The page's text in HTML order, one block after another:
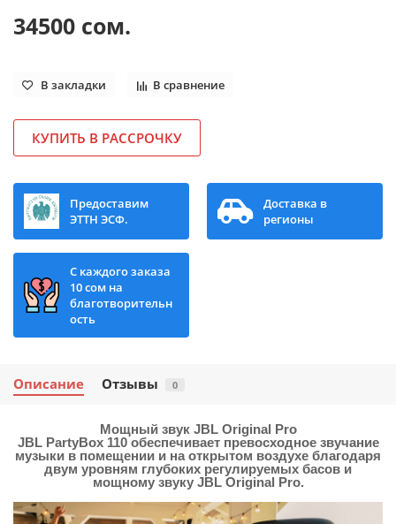
34500 сом.
В закладки В сравнение
КУПИТЬ В РАССРОЧКУ
Предоставим
ЭТТН ЭСФ.
Доставка в
регионы
С каждого заказа
10 сом на
благотворительн
ость
Описание Отзывы 0
Мощный звук JBL Original Pro
JBL PartyBox 110 обеспечивает превосходное звучание
музыки в помещении и на открытом воздухе благодаря
двум уровням глубоких регулируемых басов и
мощному звуку JBL Original Pro.